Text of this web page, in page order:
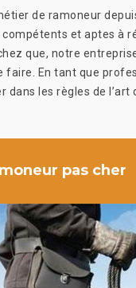
de ramoneur
et aptes à
que, notre
En tant que
les règles de l’art
pas cher